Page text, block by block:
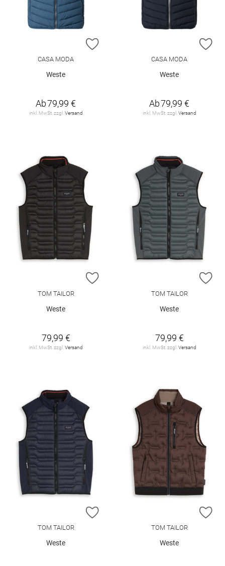
ZUR WUNSCHLISTE HINZUFÜGEN
CASA MODA
Weste
Ab79,99 €
inkl. MwSt. zzgl. Versand
CASA MODA
Weste
Ab79,99 €
inkl. MwSt. zzgl. Versand
ZUR WUNSCHLISTE HINZUFÜGEN
TOM TAILOR
Weste
79,99 €
inkl. MwSt. zzgl. Versand
TOM TAILOR
Weste
79,99 €
inkl. MwSt. zzgl. Versand
ZUR WUNSCHLISTE HINZUFÜGEN
TOM TAILOR
Weste
TOM TAILOR
Weste